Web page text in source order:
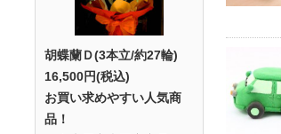
胡蝶蘭Ｄ(3本立/約27輪)
16,500円(税込)
お買い求めやすい人気商
品！